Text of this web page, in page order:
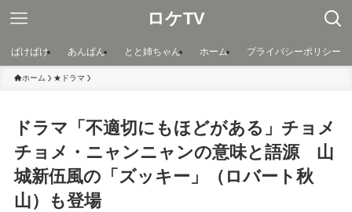
ロケTV
ばけばけ あんぱん とと姉ちゃん ホーム プライバシーポリシー
ホーム ★ドラマ
ドラマ「不適切にもほどがある」チョメ
チョメ・ニャンニャンの意味と語源 山
城新伍風の「ズッキー」（ロバート秋
山）も登場